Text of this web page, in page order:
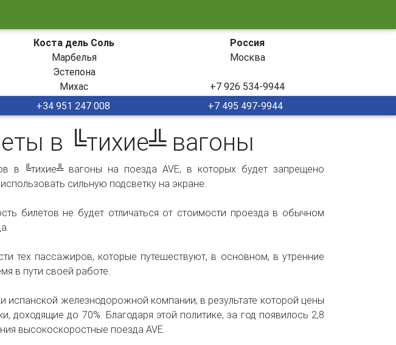
Коста дель Соль
Марбелья
Эстепона
Михас
Россия
Москва
+7 926 534-9944
+34 951 247 008 +7 495 497-9944
в ╚тихие╩ вагоны
в ╚тихие╩ вагоны на поезда AVE, в которых будет запрещено
сильную подсветку на экране.
билетов не будет отличаться от стоимости проезда в обычном
тех пассажиров, которые путешествуют, в основном, в утренние
в пути своей работе.
испанской железнодорожной компании, в результате которой цены
доходящие до 70%. Благодаря этой политике, за год появилось 2,8
высокоскоростные поезда AVE.